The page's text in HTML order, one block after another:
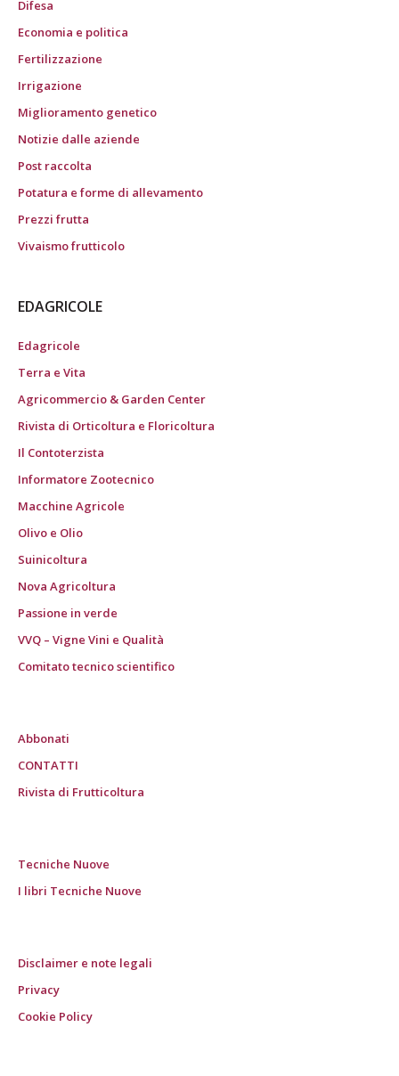
Difesa
Economia e politica
Fertilizzazione
Irrigazione
Miglioramento genetico
Notizie dalle aziende
Post raccolta
Potatura e forme di allevamento
Prezzi frutta
Vivaismo frutticolo
EDAGRICOLE
Edagricole
Terra e Vita
Agricommercio & Garden Center
Rivista di Orticoltura e Floricoltura
Il Contoterzista
Informatore Zootecnico
Macchine Agricole
Olivo e Olio
Suinicoltura
Nova Agricoltura
Passione in verde
VVQ – Vigne Vini e Qualità
Comitato tecnico scientifico
Abbonati
CONTATTI
Rivista di Frutticoltura
Tecniche Nuove
I libri Tecniche Nuove
Disclaimer e note legali
Privacy
Cookie Policy